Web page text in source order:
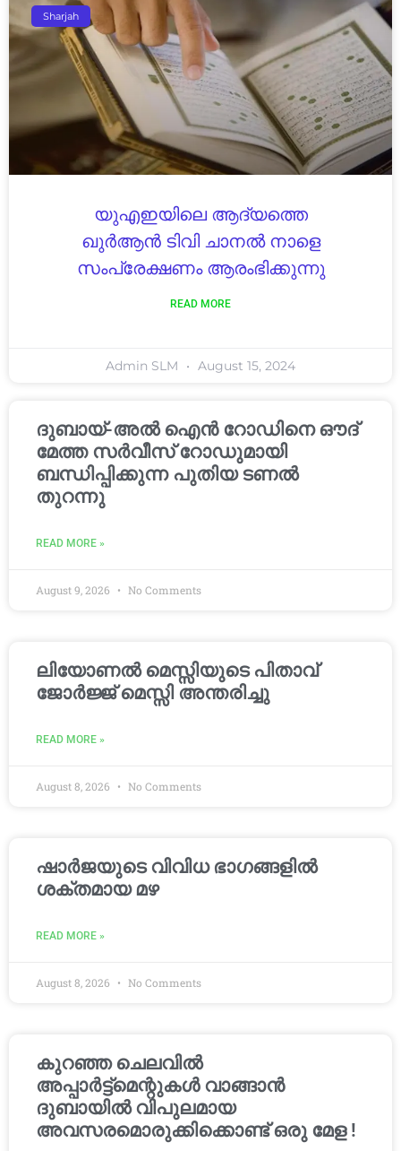
Sharjah
യുഎഇയിലെ ആദ്യത്തെ
ഖുർആൻ ടിവി ചാനൽ നാളെ
സംപ്രേക്ഷണം ആരംഭിക്കുന്നു
READ MORE
Admin SLM August 15, 2024
ദുബായ്-അൽ ഐൻ റോഡിനെ ഔദ്
മേത്ത സർവീസ് റോഡുമായി
ബന്ധിപ്പിക്കുന്ന പുതിയ ടണൽ
തുറന്നു
READ MORE »
August 9, 2026 No Comments
ലിയോണൽ മെസ്സിയുടെ പിതാവ്
ജോർജ്ജ് മെസ്സി അന്തരിച്ചു
READ MORE »
August 8, 2026 No Comments
ഷാർജയുടെ വിവിധ ഭാഗങ്ങളിൽ
ശക്തമായ മഴ
READ MORE »
August 8, 2026 No Comments
കുറഞ്ഞ ചെലവിൽ
അപ്പാർട്ട്മെന്റുകൾ വാങ്ങാൻ
ദുബായിൽ വിപുലമായ
അവസരമൊരുക്കിക്കൊണ്ട് ഒരു മേള !